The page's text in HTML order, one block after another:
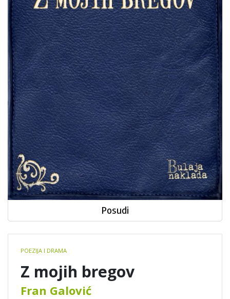
details
POEZIJA I DRAMA
Z mojih bregov
Fran Galović
Posudi